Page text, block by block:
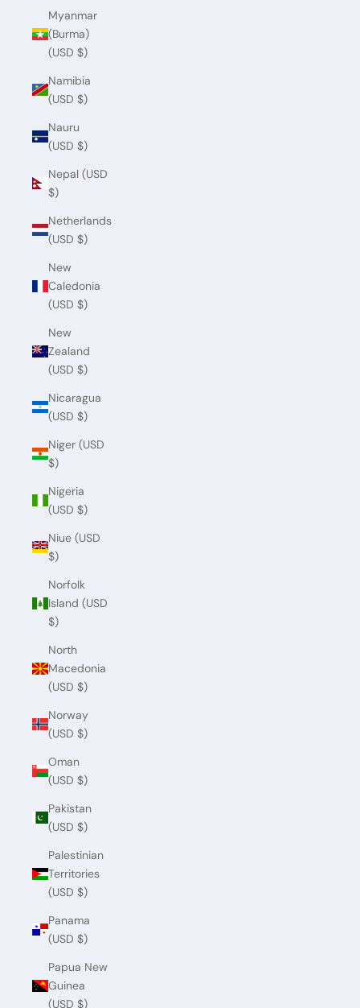
Myanmar
(Burma)
(USD $)
Namibia
(USD $)
Nauru
(USD $)
Nepal (USD
$)
Netherlands
(USD $)
New
Caledonia
(USD $)
New
Zealand
(USD $)
Nicaragua
(USD $)
Niger (USD
$)
Nigeria
(USD $)
Niue (USD
$)
Norfolk
Island (USD
$)
North
Macedonia
(USD $)
Norway
(USD $)
Oman
(USD $)
Pakistan
(USD $)
Palestinian
Territories
(USD $)
Panama
(USD $)
Papua New
Guinea
(USD $)